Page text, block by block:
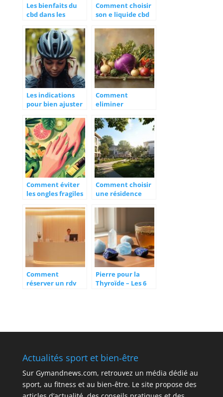
Les bienfaits du
cbd dans les
détente et le
bien-être
Comment choisir
son e liquide cbd
expérience
optimale
Les indications
pour bien ajuster
casque a velo : des
reglages precis
pour une
protection
optimale
Comment
eliminer
navet violet : le
legume aux mille
vertus
Comment éviter
les ongles fragiles
techniques de
manucure
respectueuses et
naturelles
Comment choisir
une résidence
Comment
réserver un rdv
Pierre pour la
Thyroïde – Les 6
Actualités sport et bien‑être
Sur Gymandnews.com, retrouvez un média dédié au
sport, au fitness et au bien‑être. Le site propose des